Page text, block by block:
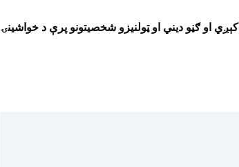
او ګڼو دیني او ټولنیزو شخصیتونو پرې د خواشینۍ